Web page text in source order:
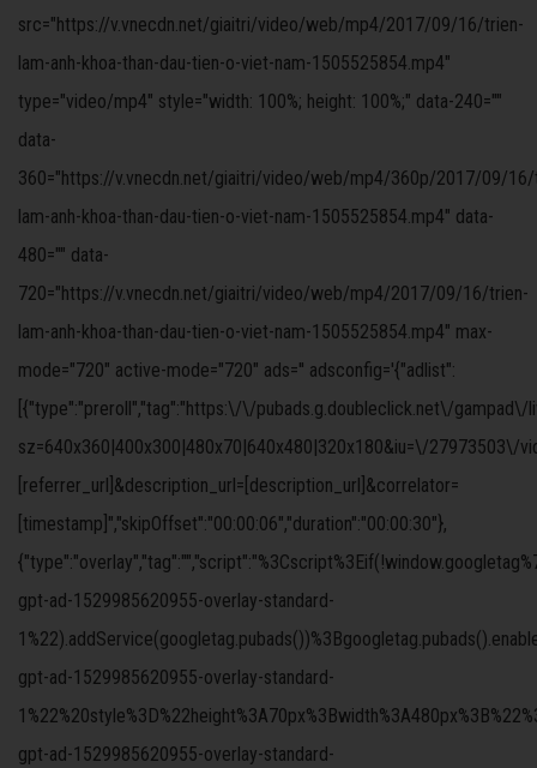
src="https://v.vnecdn.net/giaitri/video/web/mp4/2017/09/16/trien-
lam-anh-khoa-than-dau-tien-o-viet-nam-1505525854.mp4"
type="video/mp4" style="width: 100%; height: 100%;" data-240=""
data-
360="https://v.vnecdn.net/giaitri/video/web/mp4/360p/2017/09/
lam-anh-khoa-than-dau-tien-o-viet-nam-1505525854.mp4" data-
480="" data-
720="https://v.vnecdn.net/giaitri/video/web/mp4/2017/09/16/trien-
lam-anh-khoa-than-dau-tien-o-viet-nam-1505525854.mp4" max-
mode="720" active-mode="720" ads='' adsconfig='{"adlist":
[{"type":"preroll","tag":"https:\/\/pubads.g.doubleclick.net\/gampad\/
sz=640x360|400x300|480x70|640x480|320x180&iu=\/27973503\/
[referrer_url]&description_url=[description_url]&correlator=
[timestamp]","skipOffset":"00:00:06","duration":"00:00:30"},
gpt-ad-1529985620955-overlay-standard-
gpt-ad-1529985620955-overlay-standard-
gpt-ad-1529985620955-overlay-standard-